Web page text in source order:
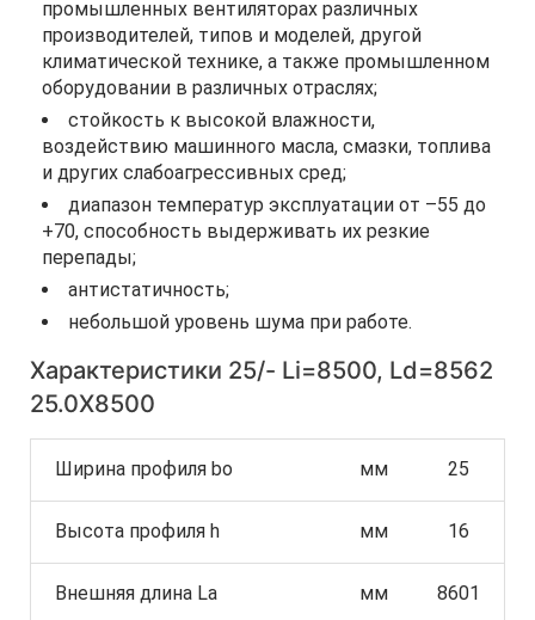
промышленных вентиляторах различных
производителей, типов и моделей, другой
климатической технике, а также промышленном
оборудовании в различных отраслях;
стойкость к высокой влажности,
воздействию машинного масла, смазки, топлива
и других слабоагрессивных сред;
диапазон температур эксплуатации от –55 до
+70, способность выдерживать их резкие
перепады;
антистатичность;
небольшой уровень шума при работе.
Характеристики 25/- Li=8500, Ld=8562
25.0X8500
Ширина профиля bo мм 25
Высота профиля h мм 16
Внешняя длина La мм 8601